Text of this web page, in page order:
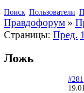
Поиск Пользователи
Правдофорум »
Страницы: Пред. 1
Ложь
#281